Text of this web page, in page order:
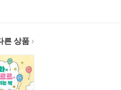
른 상품